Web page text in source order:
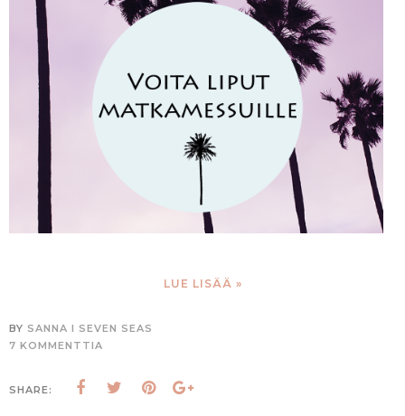
LUE LISÄÄ »
BY SANNA I SEVEN SEAS
7 KOMMENTTIA
SHARE: